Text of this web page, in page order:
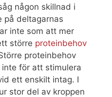
någon skillnad i
på deltagarnas
inte som att mer
större proteinbehov
proteinbehov
för att stimulera
ett enskilt intag. I
stor del av kroppen